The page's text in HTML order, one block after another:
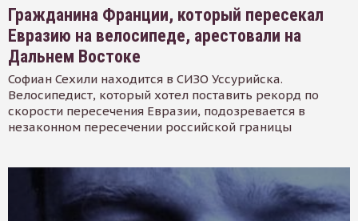
Гражданина Франции, который пересекал
Евразию на велосипеде, арестовали на
Дальнем Востоке
Софиан Сехили находится в СИЗО Уссурийска.
Велосипедист, который хотел поставить рекорд по
скорости пересечения Евразии, подозревается в
незаконном пересечении российской границы